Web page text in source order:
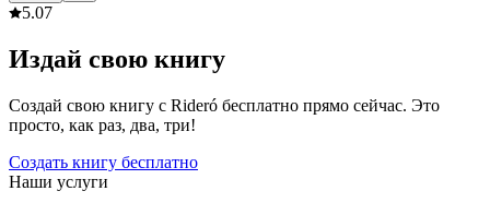
5.07
Издай свою книгу
Создай свою книгу с Rideró бесплатно прямо сейчас. Это
просто, как раз, два, три!
Создать книгу бесплатно
Наши услуги